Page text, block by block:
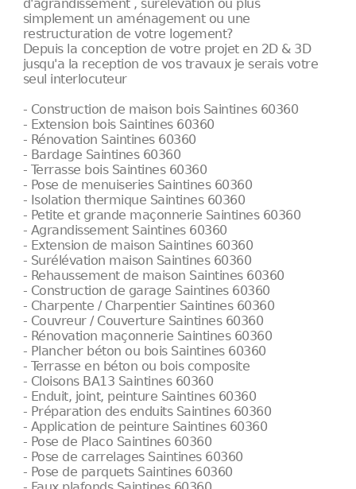
d'agrandissement , surélévation ou plus
simplement un aménagement ou une
restructuration de votre logement?
Depuis la conception de votre projet en 2D & 3D
jusqu'a la reception de vos travaux je serais votre
seul interlocuteur
- Construction de maison bois Saintines 60360
- Extension bois Saintines 60360
- Rénovation Saintines 60360
- Bardage Saintines 60360
- Terrasse bois Saintines 60360
- Pose de menuiseries Saintines 60360
- Isolation thermique Saintines 60360
- Petite et grande maçonnerie Saintines 60360
- Agrandissement Saintines 60360
- Extension de maison Saintines 60360
- Surélévation maison Saintines 60360
- Rehaussement de maison Saintines 60360
- Construction de garage Saintines 60360
- Charpente / Charpentier Saintines 60360
- Couvreur / Couverture Saintines 60360
- Rénovation maçonnerie Saintines 60360
- Plancher béton ou bois Saintines 60360
- Terrasse en béton ou bois composite
- Cloisons BA13 Saintines 60360
- Enduit, joint, peinture Saintines 60360
- Préparation des enduits Saintines 60360
- Application de peinture Saintines 60360
- Pose de Placo Saintines 60360
- Pose de carrelages Saintines 60360
- Pose de parquets Saintines 60360